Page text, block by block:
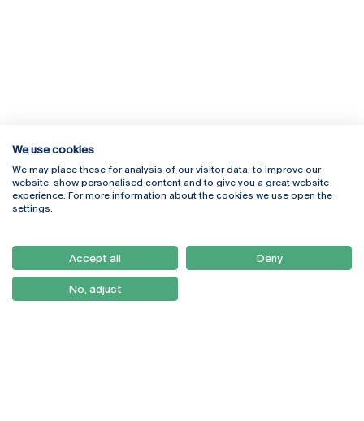
Rua Diogo Botelho 1327
4169-005 Porto
+351 226 196 240
Campus Online
Webmail
Como Chegar
Newsletter
We use cookies
We may place these for analysis of our visitor data, to improve our
website, show personalised content and to give you a great website
experience. For more information about the cookies we use open the
settings.
Accept all Deny
No, adjust